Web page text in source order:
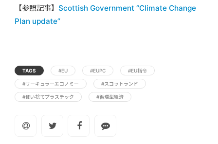
【参照記事】 Scottish Government “Climate Change
Plan update”
TAGS #EU #EUPC #EU指令
#サーキュラーエコノミー #スコットランド
#使い捨てプラスチック #循環型経済